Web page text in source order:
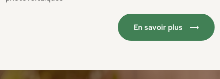
En savoir plus